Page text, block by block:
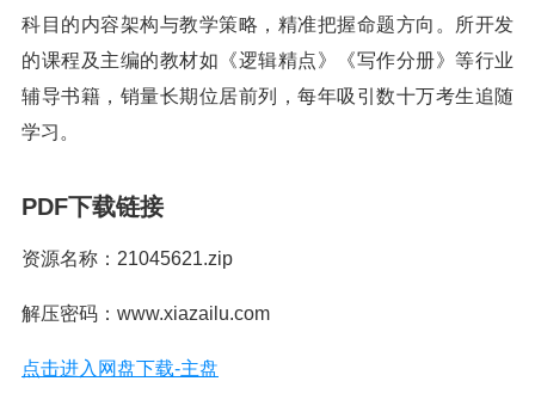
科目的内容架构与教学策略，精准把握命题方向。所开发
的课程及主编的教材如《逻辑精点》《写作分册》等行业
辅导书籍，销量长期位居前列，每年吸引数十万考生追随
学习。
PDF下载链接
资源名称：21045621.zip
解压密码：www.xiazailu.com
点击进入网盘下载-主盘